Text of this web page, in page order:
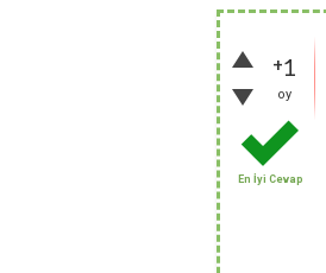
+1
oy
En İyi Cevap